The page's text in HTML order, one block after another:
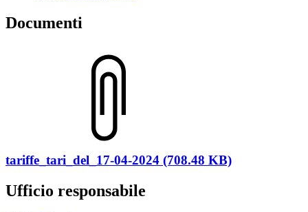
Documenti
tariffe_tari_del_17-04-2024 (708.48 KB)
Ufficio responsabile